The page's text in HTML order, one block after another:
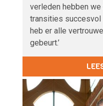
verleden hebben
transities succesvol
heb er alle
gebeurt.’